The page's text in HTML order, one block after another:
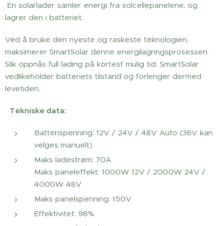
En solarlader samler energi fra solcellepanelene, og
lagrer den i batteriet.
Ved å bruke den nyeste og raskeste teknologien,
maksimerer SmartSolar denne energilagringsprosessen.
Slik oppnås full lading på kortest mulig tid. SmartSolar
vedlikeholder batteriets tilstand og forlenger dermed
levetiden.
Tekniske data:
Batterispenning: 12V / 24V / 48V Auto (36V kan
velges manuelt)
Maks ladestrøm: 70A
Maks paneleffekt: 1000W 12V / 2000W 24V /
4000W 48V
Maks panelspenning: 150V
Effektivitet: 98%